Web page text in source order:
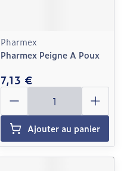
Pharmex
Pharmex Peigne A Poux
7,13 €
Quantité
Ajouter au panier